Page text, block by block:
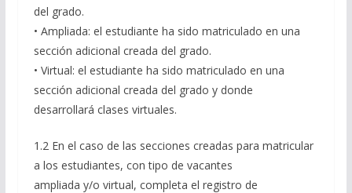
del grado.
• Ampliada: el estudiante ha sido matriculado en una
sección adicional creada del grado.
• Virtual: el estudiante ha sido matriculado en una
sección adicional creada del grado y donde
desarrollará clases virtuales.
1.2 En el caso de las secciones creadas para matricular
a los estudiantes, con tipo de vacantes
ampliada y/o virtual, completa el registro de